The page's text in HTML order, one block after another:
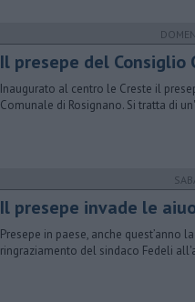
Il presepe del Consiglio
Inaugurato al centro le Creste il
Comunale di Rosignano. Si tratta di
Il presepe invade le
Presepe in paese, anche quest’anno
ringraziamento del sindaco Fedeli